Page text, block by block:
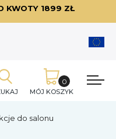
KWOTY 1899 ZŁ
MÓJ KOSZYK
do salonu